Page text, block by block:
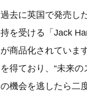
過去に英国で発売し
持を受ける「Jack
が商品化されていま
を得ており、“未来
の機会を逃したら二